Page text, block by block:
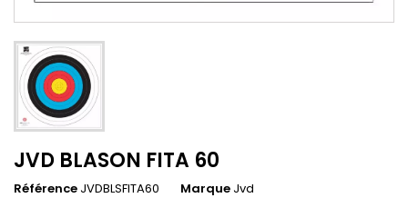
JVD BLASON FITA 60
Référence JVDBLSFITA60 Marque Jvd